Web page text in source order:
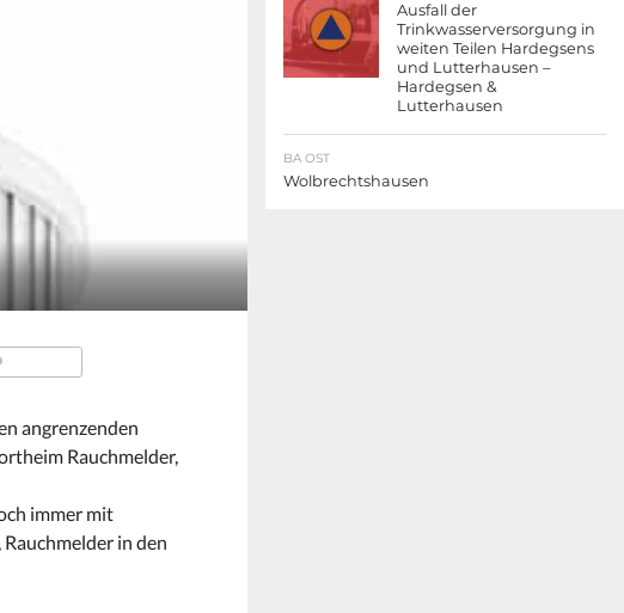
angrenzenden
Rauchmelder,
immer mit
in den
Ausfall der
Trinkwasserversorgung in
weiten Teilen Hardegsens
und Lutterhausen –
Hardegsen &
Lutterhausen
BA OST
Wolbrechtshausen